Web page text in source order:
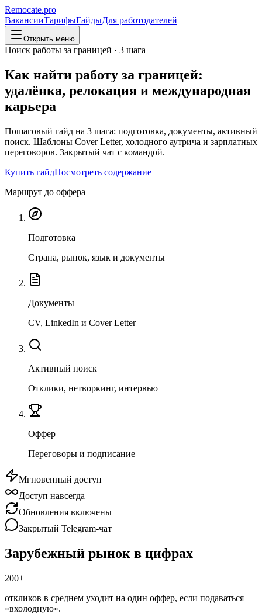
Remocate.pro
ВакансииТарифыГайдыДля работодателей
Открыть меню
Поиск работы за границей · 3 шага
Как найти работу за границей:
удалёнка, релокация и международная
карьера
Пошаговый гайд на 3 шага: подготовка, документы, активный
поиск. Шаблоны Cover Letter, холодного аутрича и зарплатных
переговоров. Закрытый чат с командой.
Купить гайдПосмотреть содержание
Маршрут до оффера
Подготовка
Страна, рынок, язык и документы
Документы
CV, LinkedIn и Cover Letter
Активный поиск
Отклики, нетворкинг, интервью
Оффер
Переговоры и подписание
Мгновенный доступ
Доступ навсегда
Обновления включены
Закрытый Telegram-чат
Зарубежный рынок в цифрах
200+
откликов в среднем уходит на один оффер, если подаваться
«вхолодную».